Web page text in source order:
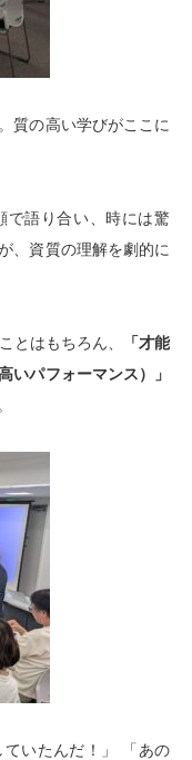
質の高い学びがここに
で語り合い、時には驚
、資質の理解を劇的に
とはもちろん、
「才能
いパフォーマンス）」
ていたんだ！」 「あの